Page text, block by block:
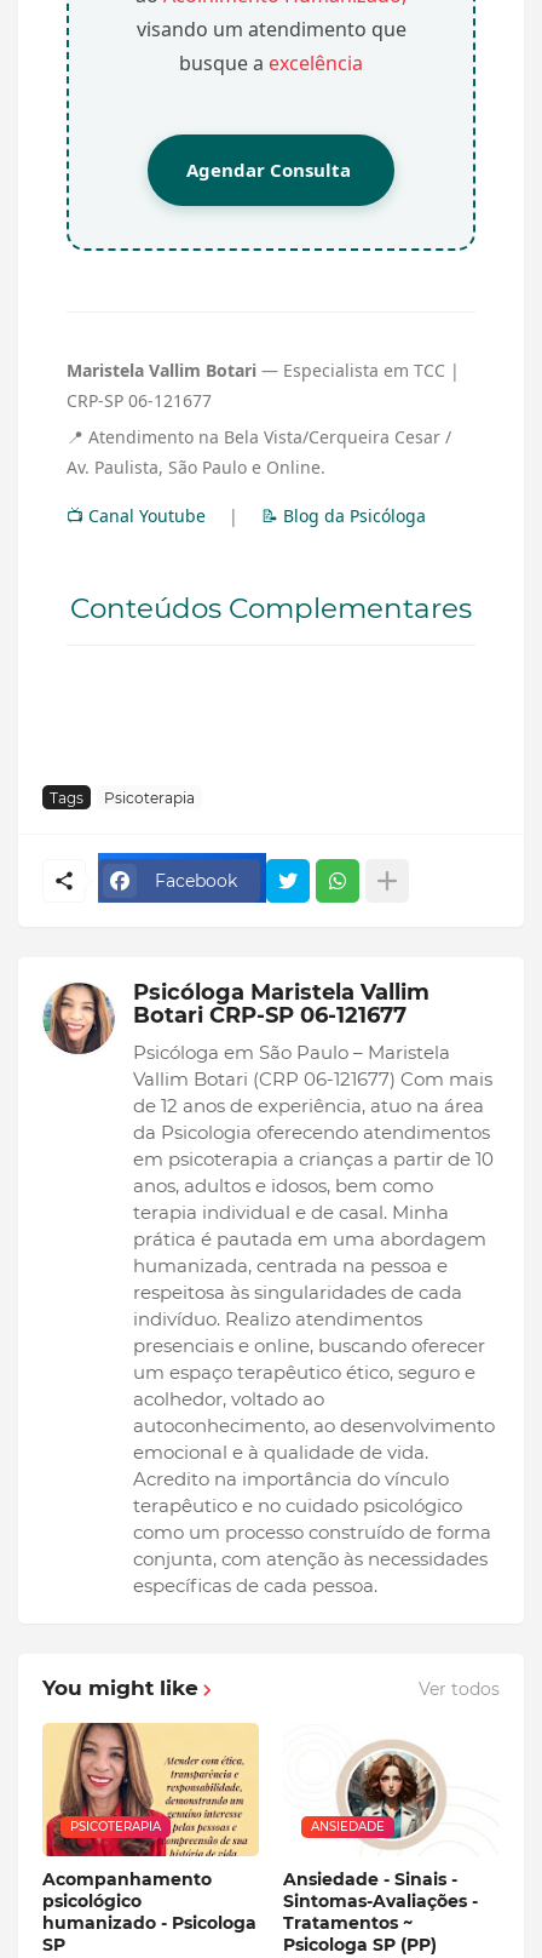
visando um atendimento que
busque a excelência
Agendar Consulta
Maristela Vallim Botari — Especialista em TCC |
CRP-SP 06-121677
📍 Atendimento na Bela Vista/Cerqueira Cesar /
Av. Paulista, São Paulo e Online.
📺 Canal Youtube | 📝 Blog da Psicóloga
Conteúdos Complementares
Tags Psicoterapia
Facebook
Psicóloga Maristela Vallim
Botari CRP-SP 06-121677
Psicóloga em São Paulo – Maristela
Vallim Botari (CRP 06-121677) Com mais
de 12 anos de experiência, atuo na área
da Psicologia oferecendo atendimentos
em psicoterapia a crianças a partir de 10
anos, adultos e idosos, bem como
terapia individual e de casal. Minha
prática é pautada em uma abordagem
humanizada, centrada na pessoa e
respeitosa às singularidades de cada
indivíduo. Realizo atendimentos
presenciais e online, buscando oferecer
um espaço terapêutico ético, seguro e
acolhedor, voltado ao
autoconhecimento, ao desenvolvimento
emocional e à qualidade de vida.
Acredito na importância do vínculo
terapêutico e no cuidado psicológico
como um processo construído de forma
conjunta, com atenção às necessidades
específicas de cada pessoa.
You might like Ver todos
PSICOTERAPIA
Acompanhamento
psicológico
humanizado - Psicologa
SP
ANSIEDADE
Ansiedade - Sinais -
Sintomas-Avaliações -
Tratamentos ~
Psicologa SP (PP)